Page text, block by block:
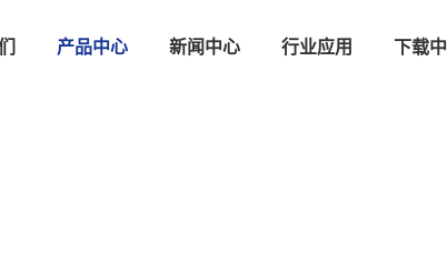
产品中心 新闻中心 行业应用 下载